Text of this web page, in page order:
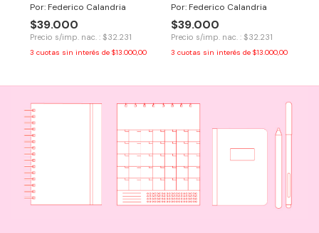
Por: Federico Calandria
$39.000
Precio s/imp. nac. : $32.231
3 cuotas sin interés de $13.000,00
Por: Federico Calandria
$39.000
Precio s/imp. nac. : $32.231
3 cuotas sin interés de $13.000,00